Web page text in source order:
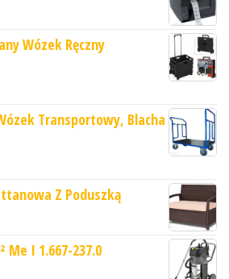
Wózek Ręczny
Transportowy, Blacha
Z Poduszką
Me I 1.667-237.0